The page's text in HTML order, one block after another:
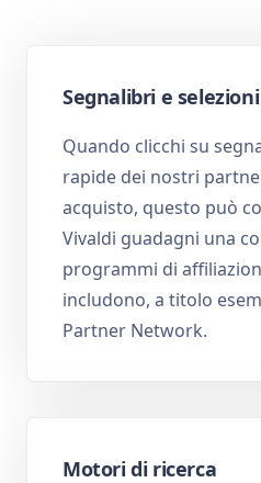
Segnalibri e
Quando clicchi su
rapide dei nostri
acquisto, questo può
Vivaldi guadagni una
programmi di
includono, a titolo
Partner Network.
Motori di ricerca